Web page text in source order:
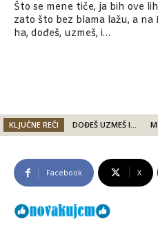
Što se mene tiče, ja bih ove
zato što bez blama lažu, a na
ha, dođeš, uzmeš, i…
KLJUČNE REČI DOĐEŠ UZMEŠ I...
Facebook X